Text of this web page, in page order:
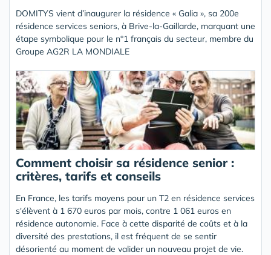
DOMITYS vient d’inaugurer la résidence « Galia », sa 200e
résidence services seniors, à Brive-la-Gaillarde, marquant une
étape symbolique pour le n°1 français du secteur, membre du
Groupe AG2R LA MONDIALE
Comment choisir sa résidence senior :
critères, tarifs et conseils
En France, les tarifs moyens pour un T2 en résidence services
s'élèvent à 1 670 euros par mois, contre 1 061 euros en
résidence autonomie. Face à cette disparité de coûts et à la
diversité des prestations, il est fréquent de se sentir
désorienté au moment de valider un nouveau projet de vie.